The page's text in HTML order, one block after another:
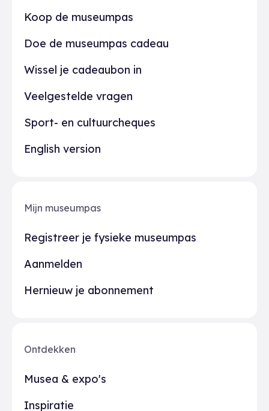
Praktisch
Koop de museumpas
Doe de museumpas cadeau
Wissel je cadeaubon in
Veelgestelde vragen
Sport- en cultuurcheques
English version
Ontdekken
Musea & expo's
Inspiratie
Mijn museumpas
Registreer je fysieke museumpas
Aanmelden
Hernieuw je abonnement